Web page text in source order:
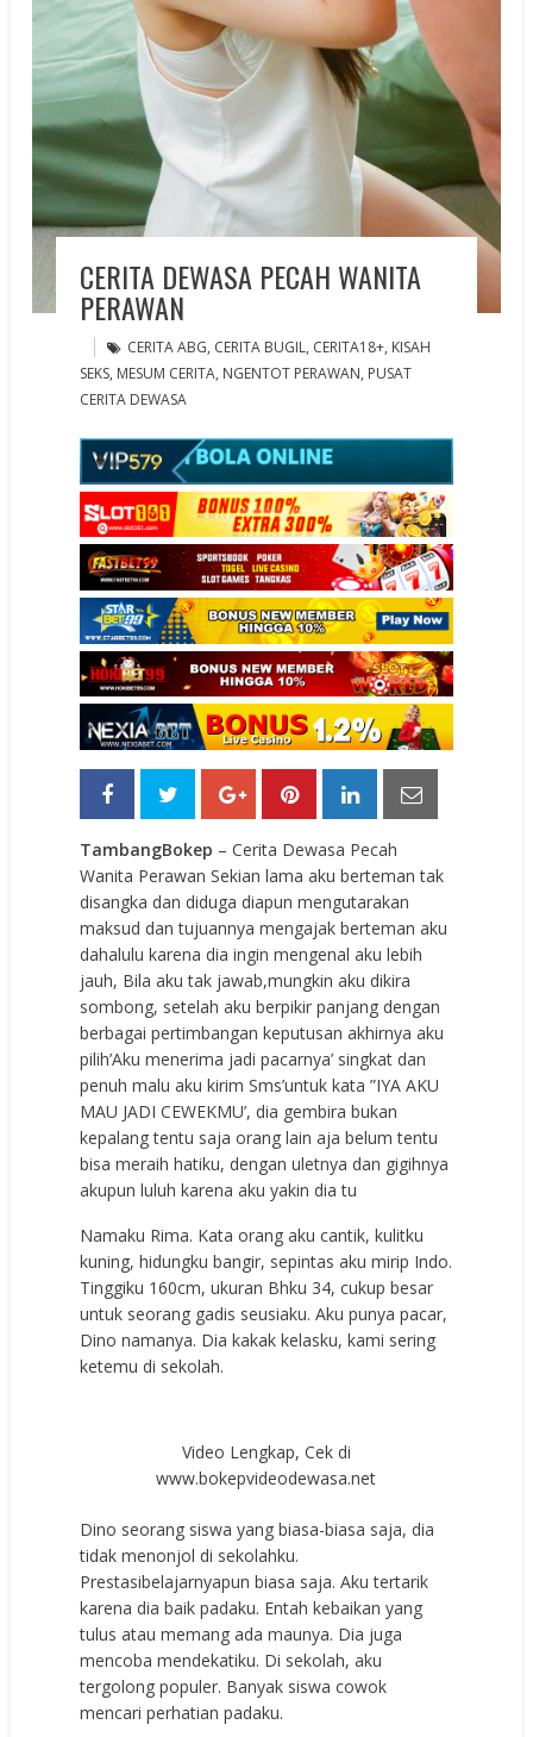
CERITA DEWASA PECAH WANITA
PERAWAN
CERITA ABG, CERITA BUGIL, CERITA18+, KISAH
SEKS, MESUM CERITA, NGENTOT PERAWAN, PUSAT
CERITA DEWASA
TambangBokep – Cerita Dewasa Pecah
Wanita Perawan Sekian lama aku berteman tak
disangka dan diduga diapun mengutarakan
maksud dan tujuannya mengajak berteman aku
dahalulu karena dia ingin mengenal aku lebih
jauh, Bila aku tak jawab,mungkin aku dikira
sombong, setelah aku berpikir panjang dengan
berbagai pertimbangan keputusan akhirnya aku
pilih’Aku menerima jadi pacarnya’ singkat dan
penuh malu aku kirim Sms’untuk kata ”IYA AKU
MAU JADI CEWEKMU’, dia gembira bukan
kepalang tentu saja orang lain aja belum tentu
bisa meraih hatiku, dengan uletnya dan gigihnya
akupun luluh karena aku yakin dia tu
Namaku Rima. Kata orang aku cantik, kulitku
kuning, hidungku bangir, sepintas aku mirip Indo.
Tinggiku 160cm, ukuran Bhku 34, cukup besar
untuk seorang gadis seusiaku. Aku punya pacar,
Dino namanya. Dia kakak kelasku, kami sering
ketemu di sekolah.
Video Lengkap, Cek di
www.bokepvideodewasa.net
Dino seorang siswa yang biasa-biasa saja, dia
tidak menonjol di sekolahku.
Prestasibelajarnyapun biasa saja. Aku tertarik
karena dia baik padaku. Entah kebaikan yang
tulus atau memang ada maunya. Dia juga
mencoba mendekatiku. Di sekolah, aku
tergolong populer. Banyak siswa cowok
mencari perhatian padaku.